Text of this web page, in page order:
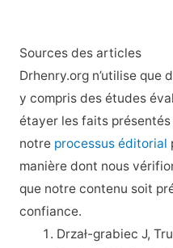
Sources des articles
Drhenry.org n’utilise que
y compris des études
étayer les faits
notre processus éditorial
manière dont nous
que notre contenu soit
confiance.
Drzał-grabiec J,